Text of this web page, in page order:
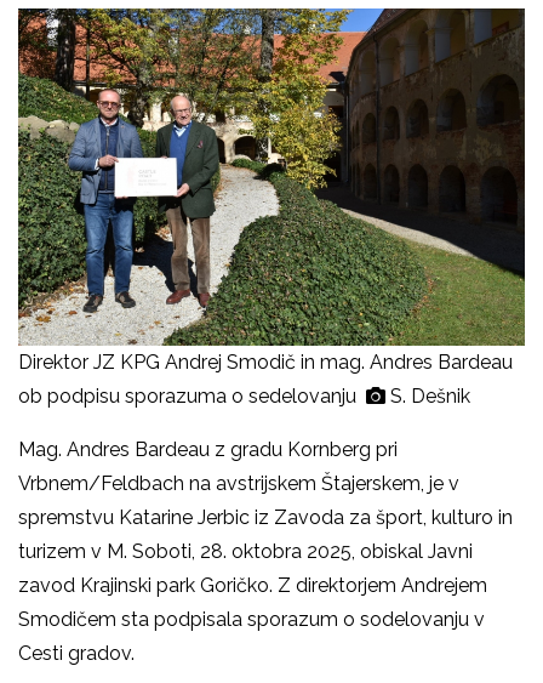
Direktor JZ KPG Andrej Smodič in mag. Andres Bardeau
ob podpisu sporazuma o sedelovanju
S. Dešnik
Mag. Andres Bardeau z gradu Kornberg pri
Vrbnem/Feldbach na avstrijskem Štajerskem, je v
spremstvu Katarine Jerbic iz Zavoda za šport, kulturo in
turizem v M. Soboti, 28. oktobra 2025, obiskal Javni
zavod Krajinski park Goričko. Z direktorjem Andrejem
Smodičem sta podpisala sporazum o sodelovanju v
Cesti gradov.